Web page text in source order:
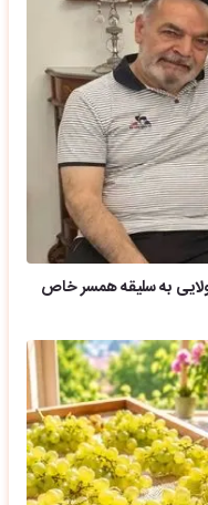
به سلیقه همسر خاص